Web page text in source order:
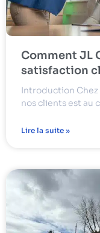
Comment JL
satisfaction
Introduction
nos clients est au
Lire la suite »